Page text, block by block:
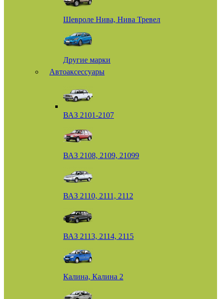
Шевроле Нива, Нива Тревел
Другие марки
Автоаксессуары
ВАЗ 2101-2107
ВАЗ 2108, 2109, 21099
ВАЗ 2110, 2111, 2112
ВАЗ 2113, 2114, 2115
Калина, Калина 2